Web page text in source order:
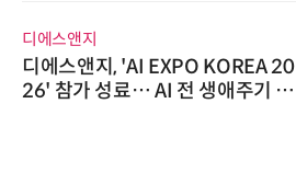
디에스앤지
디에스앤지, 'AI EXPO KOREA 20
26' 참가 성료… AI 전 생애주기 아